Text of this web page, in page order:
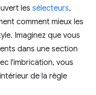
les sélecteurs,
comment mieux les
Imaginez que vous
dans une section
l'imbrication, vous
de la règle